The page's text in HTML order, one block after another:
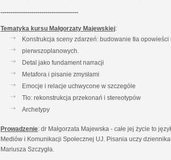
--------------------------------------
Tematyka kursu Małgorzaty Majewskiej:
Konstrukcja sceny zdarzeń: budowanie tła opowieści
pierwszoplanowych.
Detal jako fundament narracji
Metafora i pisanie zmysłami
Emocje i relacje uchwycone w szczególe
Tło: rekonstrukcja przekonań i stereotypów
Archetypy
Prowadzenie: dr Małgorzata Majewska - całe jej życie to
Mediów i Komunikacji Społecznej UJ. Pisania uczy
Mariusza Szczygła.